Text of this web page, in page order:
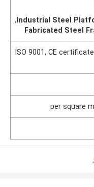
Industrial Steel
,
Fabricated Steel
ISO 9001, CE